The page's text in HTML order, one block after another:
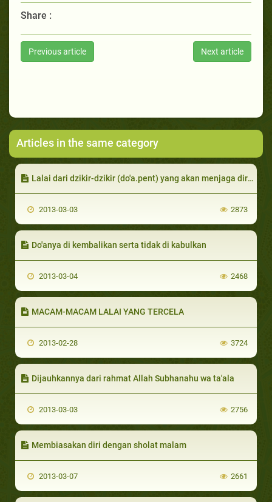
Share :
Previous article Next article
Articles in the same category
Lalai dari dzikir-dzikir (do'a.pent) yang akan menjaga dirinya
2013-03-03 2873
Do'anya di kembalikan serta tidak di kabulkan
2013-03-04 2468
MACAM-MACAM LALAI YANG TERCELA
2013-02-28 3724
Dijauhkannya dari rahmat Allah Subhanahu wa ta'ala
2013-03-03 2756
Membiasakan diri dengan sholat malam
2013-03-07 2661